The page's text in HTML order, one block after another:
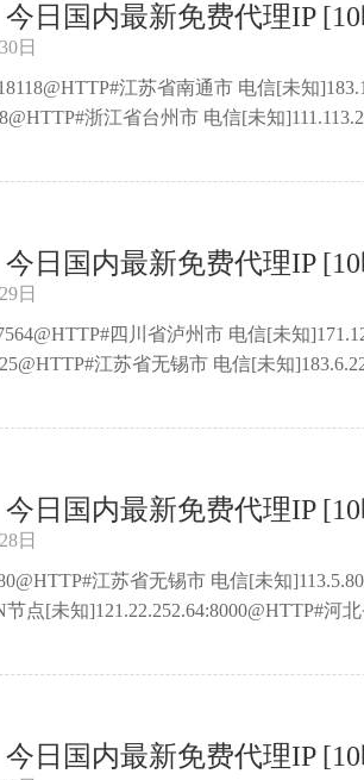
简单的举个例子说明代理IP避免被封的有
今日国内最新免费代理IP
日
江苏省南通市 电信[未知
浙江省台州市 电信[未知
浙江省台州市椒江区 电信[未知
今日国内最新免费代理IP
日
四川省泸州市 电信[未知
江苏省无锡市 电信[未知
辽宁省沈阳市 联通[未知
今日国内最新免费代理IP
日
江苏省无锡市 电信[未知
点[未知]121.22.252.64:8000@HTTP#河
上海市 阿里云BGP数据中心[未知
今日国内最新免费代理IP